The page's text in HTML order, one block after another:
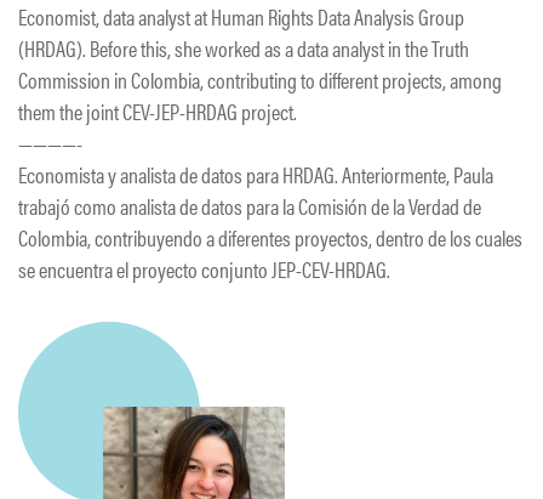
Economist, data analyst at Human Rights Data Analysis Group
(HRDAG). Before this, she worked as a data analyst in the Truth
Commission in Colombia, contributing to different projects, among
them the joint CEV-JEP-HRDAG project.
————-
Economista y analista de datos para HRDAG. Anteriormente, Paula
trabajó como analista de datos para la Comisión de la Verdad de
Colombia, contribuyendo a diferentes proyectos, dentro de los cuales
se encuentra el proyecto conjunto JEP-CEV-HRDAG.